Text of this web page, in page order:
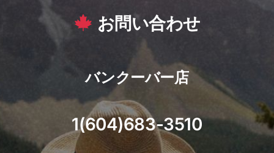
お問い合わせ
バンクーバー店
1(604)683-3510